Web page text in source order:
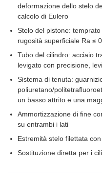
deformazione dello stelo
calcolo di Eulero
Stelo del pistone:
rugosità superficiale Ra ≤
Tubo del cilindro: acciaio
levigato con precisione,
Sistema di tenuta:
poliuretano/
un basso attrito e una
Ammortizzazione di fine
su entrambi i lati
Estremità stelo filettata
Sostituzione diretta per i